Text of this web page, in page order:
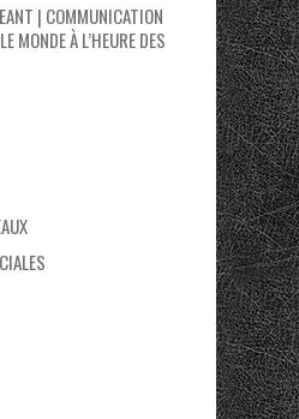
| COMMUNICATION
LE MONDE À L’HEURE DES